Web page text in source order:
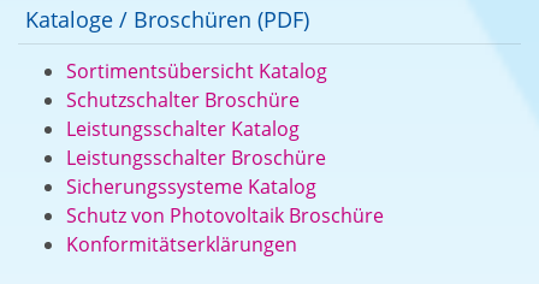
Kataloge / Broschüren (PDF)
Sortimentsübersicht Katalog
Schutzschalter Broschüre
Leistungsschalter Katalog
Leistungsschalter Broschüre
Sicherungssysteme Katalog
Schutz von Photovoltaik Broschüre
Konformitätserklärungen